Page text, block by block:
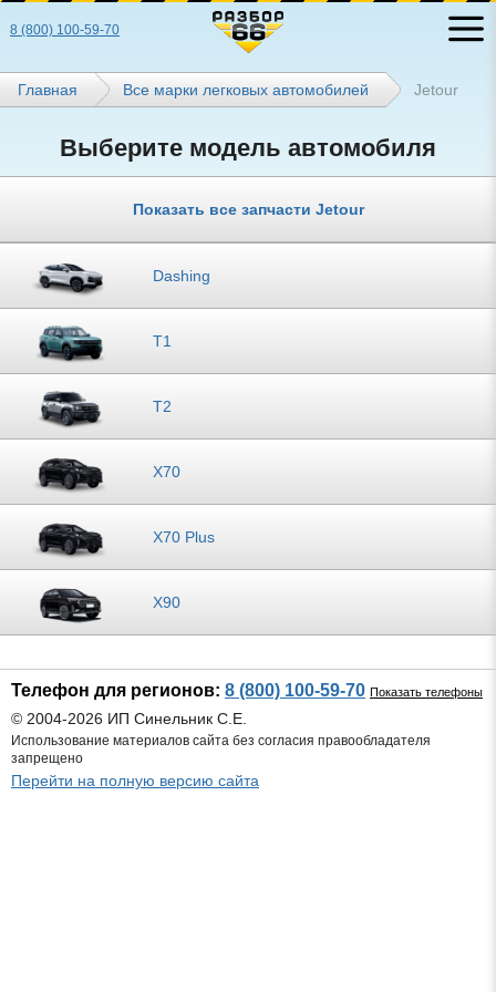
8 (800) 100-59-70
Главная Все марки легковых автомобилей Jetour
Выберите модель автомобиля
Показать все запчасти Jetour
Dashing
T1
T2
X70
X70 Plus
X90
Телефон для регионов: 8 (800) 100-59-70 Показать телефоны
© 2004-2026 ИП Синельник С.Е.
Использование материалов сайта без согласия правообладателя
запрещено
Перейти на полную версию сайта